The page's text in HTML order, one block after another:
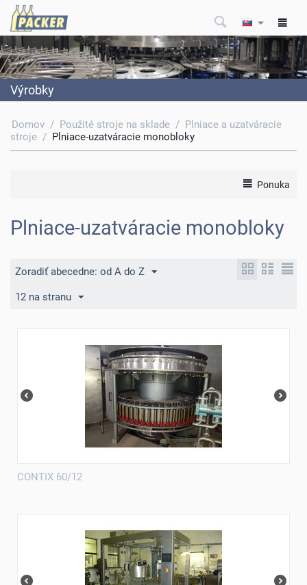
Výrobky
Domov / Použité stroje na sklade / Plniace a uzatváracie
stroje / Plniace-uzatváracie monobloky
Ponuka
Plniace-uzatváracie monobloky
Zoradiť abecedne: od A do Z
12 na stranu
CONTIX 60/12